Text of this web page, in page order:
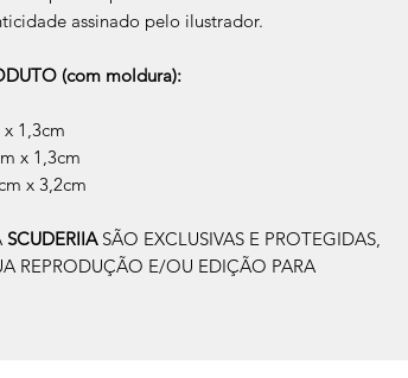
assinado pelo ilustrador.
(com moldura):
1,3cm
x 1,3cm
x 3,2cm
SCUDERIIA SÃO EXCLUSIVAS E PROTEGIDAS,
REPRODUÇÃO E/OU EDIÇÃO PARA